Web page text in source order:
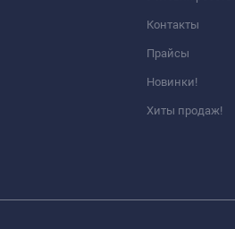
Контакты
Прайсы
Новинки!
Хиты продаж!